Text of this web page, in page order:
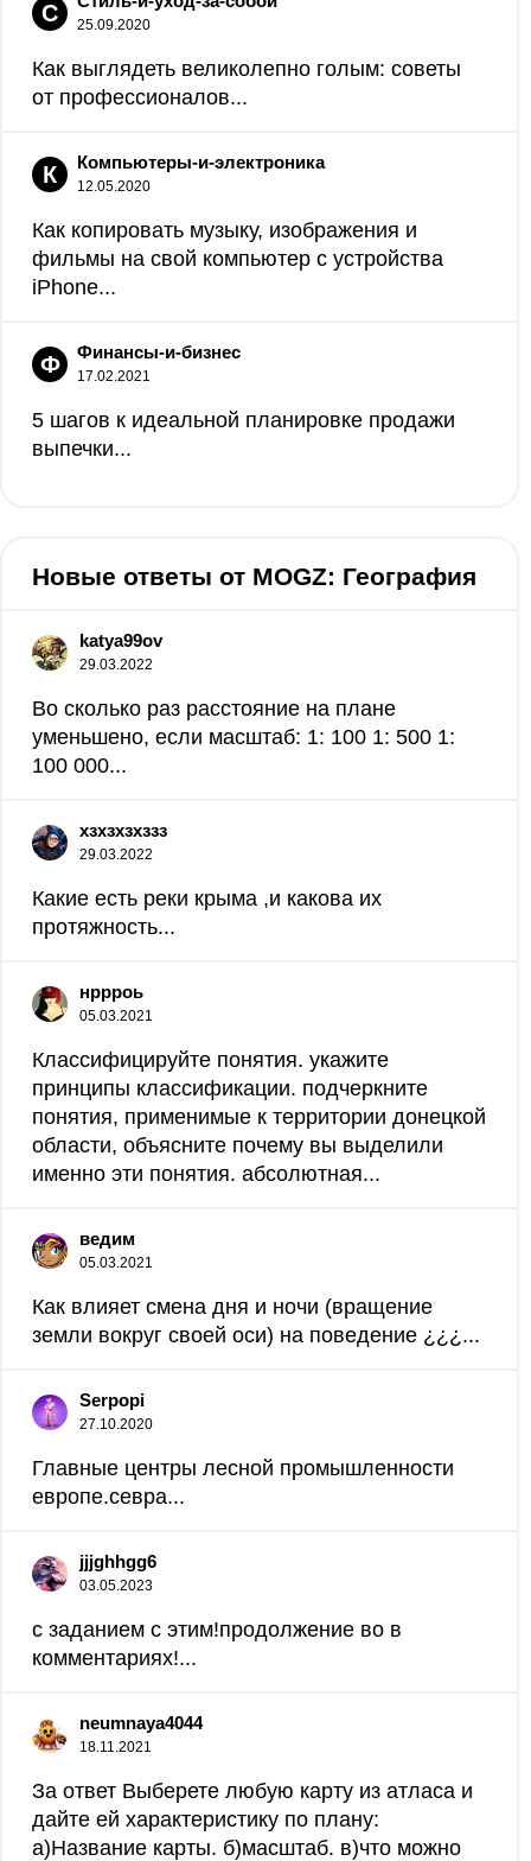
С 25.09.2020
Как выглядеть великолепно голым: советы
от профессионалов...
К Компьютеры-и-электроника
12.05.2020
Как копировать музыку, изображения и
фильмы на свой компьютер с устройства
iPhone...
Ф Финансы-и-бизнес
17.02.2021
5 шагов к идеальной планировке продажи
выпечки...
Новые ответы от MOGZ: География
katya99ov
29.03.2022
Во сколько раз расстояние на плане
уменьшено, если масштаб: 1: 100 1: 500 1:
100 000...
хзхзхзхззз
29.03.2022
Какие есть реки крыма ,и какова их
протяжность...
нррроь
05.03.2021
Классифицируйте понятия. укажите
принципы классификации. подчеркните
понятия, применимые к территории донецкой
области, объясните почему вы выделили
именно эти понятия. абсолютная...
ведим
05.03.2021
Как влияет смена дня и ночи (вращение
земли вокруг своей оси) на поведение ¿¿¿...
Serpopi
27.10.2020
Главные центры лесной промышленности
европе.севра...
jjjghhgg6
03.05.2023
с заданием с этим!продолжение во в
комментариях!...
neumnaya4044
18.11.2021
За ответ Выберете любую карту из атласа и
дайте ей характеристику по плану:
а)Название карты. б)масштаб. в)что можно